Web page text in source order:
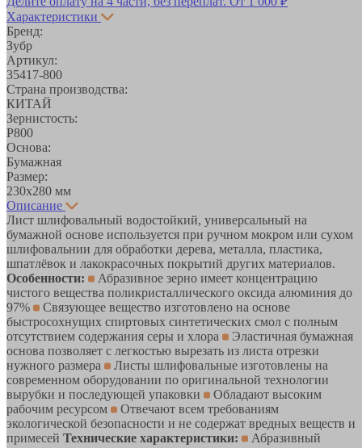
Характеристики
Бренд:
Зубр
Артикул:
35417-800
Страна производства:
КИТАЙ
Зернистость:
Р800
Основа:
Бумажная
Размер:
230х280 мм
Описание
Лист шлифовальный водостойкий, универсальный на
бумажной основе используется при ручном мокром или сухом
шлифовальнии для обработки дерева, металла, пластика,
шпатлёвок и лакокрасочных покрытий других материалов.
Особенности:
Абразивное зерно имеет концентрацию
чистого вещества поликристаллического оксида алюминия до
97%
Связующее вещество изготовлено на основе
быстросохнущих спиртовых синтетических смол с полным
отсутствием содержания серы и хлора
Эластичная бумажная
основа позволяет с легкостью вырезать из листа отрезки
нужного размера
Листы шлифовальные изготовлены на
современном оборудовании по оригинальной технологии
вырубки и последующей упаковки
Обладают высоким
рабочим ресурсом
Отвечают всем требованиям
экологической безопасности и не содержат вредных веществ и
примесей Технические характеристики:
Абразивный